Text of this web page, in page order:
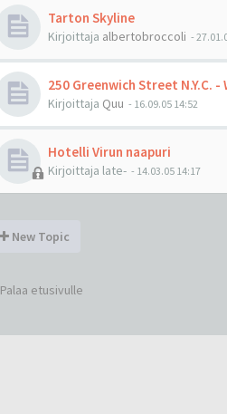
Tarton Skyline
Kirjoittaja albertobroccoli -
250 Greenwich Street N.Y.C. -
Kirjoittaja Quu - 16.09.05 14:52
Hotelli Virun naapuri
Kirjoittaja late- - 14.03.05 14:17
New Topic
Palaa etusivulle